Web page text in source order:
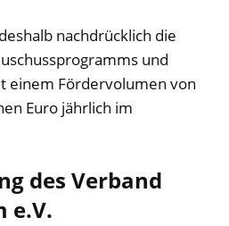
nachdrücklich die
und
einem Fördervolumen von
Euro jährlich im
des Verband
e.V.